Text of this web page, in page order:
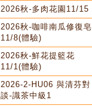
2026秋-多肉花園11/15
2026秋-咖啡南瓜修復皂
11/8(體驗)
2026秋-鮮花提籃花
11/1(體驗)
2026-2-HU06 與清芬對
談-識茶中級1